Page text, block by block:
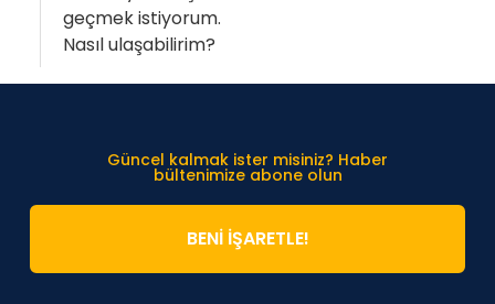
geçmek istiyorum.
Nasıl ulaşabilirim?
Güncel kalmak ister misiniz? Haber
bültenimize abone olun
BENİ İŞARETLE!